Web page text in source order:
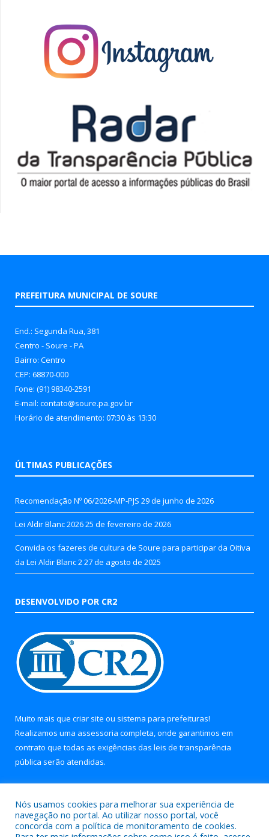
PREFEITURA MUNICIPAL DE SOURE
End.: Segunda Rua, 381
Centro - Soure - PA
Bairro: Centro
CEP: 68870-000
Fone: (91) 98340-2591
E-mail: contato@soure.pa.gov.br
Horário de atendimento: 07:30 às 13:30
ÚLTIMAS PUBLICAÇÕES
Recomendação Nº 06/2026-MP-PJS 29 de junho de 2026
Lei Aldir Blanc 202625 de fevereiro de 2026
Convida os fazeres de cultura de Soure para participar da Oitiva
da Lei Aldir Blanc 227 de agosto de 2025
DESENVOLVIDO POR CR2
Muito mais que criar site ou sistema para prefeituras!
Realizamos uma assessoria completa, onde garantimos em
contrato que todas as exigências das leis de transparência
pública serão atendidas.
Nós usamos cookies para melhorar sua experiência de
navegação no portal. Ao utilizar nosso portal, você
concorda com a política de monitoramento de cookies.